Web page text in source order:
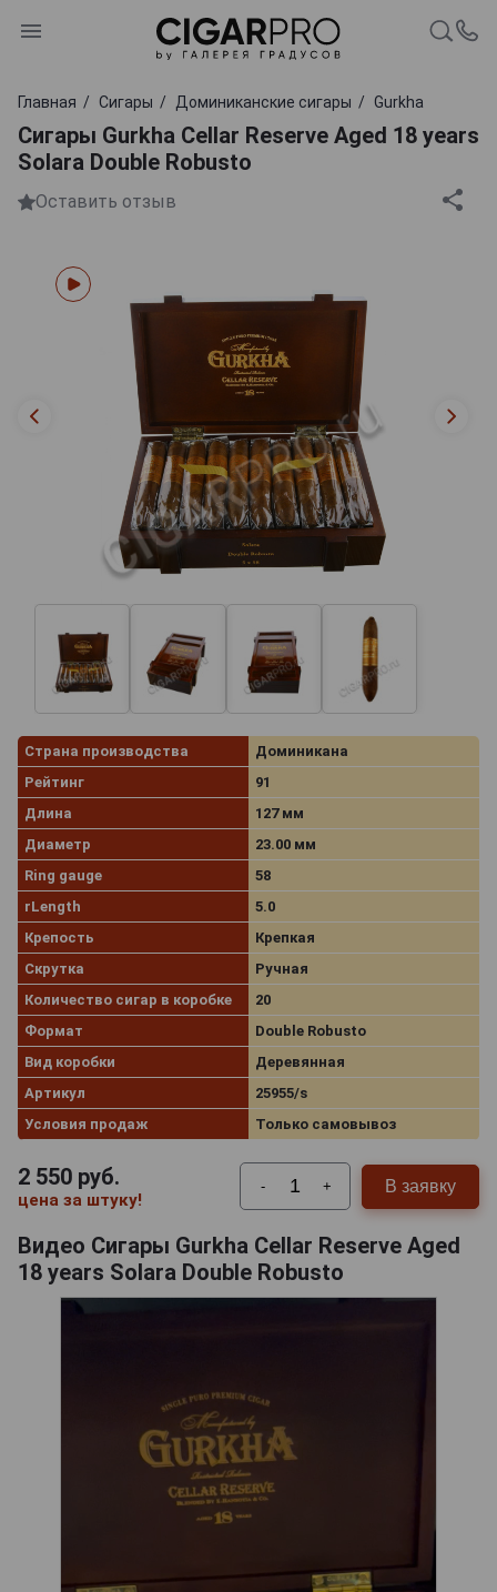
Главная Сигары Доминиканские сигары Gurkha
Сигары Gurkha Cellar Reserve Aged 18 years
Solara Double Robusto
Оставить отзыв
Страна производства
Доминикана
Рейтинг
91
Длина
127 мм
Диаметр
23.00 мм
Ring gauge
58
rLength
5.0
Крепость
Крепкая
Скрутка
Ручная
Количество сигар в коробке
20
Формат
Double Robusto
Вид коробки
Деревянная
Артикул
25955/s
Условия продаж
Только самовывоз
2 550 руб.
цена за штуку!
- + В заявку
Видео Сигары Gurkha Cellar Reserve Aged
18 years Solara Double Robusto